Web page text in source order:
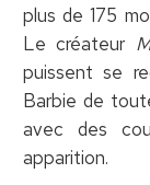
plus de 175
Le créateur
puissent se
Barbie de
avec des
apparition.